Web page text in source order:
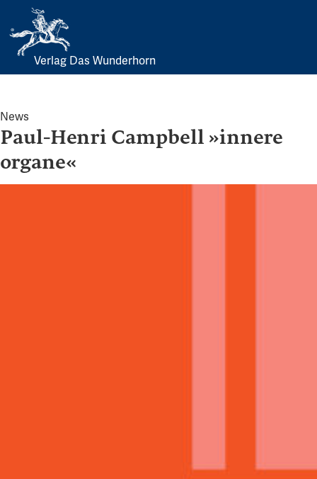
Skip
content
Verlag Das Wunderhorn
News
Paul-Henri Campbell »innere
organe«